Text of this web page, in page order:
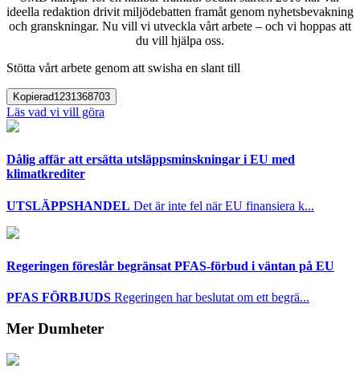
ideella redaktion drivit miljödebatten framåt genom nyhetsbevakning
och granskningar. Nu vill vi utveckla vårt arbete – och vi hoppas att
du vill hjälpa oss.
Stötta vårt arbete genom att swisha en slant till
Kopierad1231368703
Läs vad vi vill göra
Dålig affär att ersätta utsläppsminskningar i EU med
klimatkrediter
UTSLÄPPSHANDEL Det är inte fel när EU finansiera k...
Regeringen föreslår begränsat PFAS-förbud i väntan på EU
PFAS FÖRBJUDS Regeringen har beslutat om ett begrä...
Mer Dumheter